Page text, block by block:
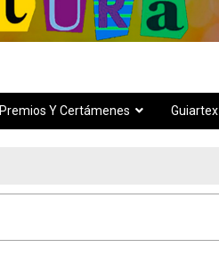
Premios Y Certámenes Guiartex